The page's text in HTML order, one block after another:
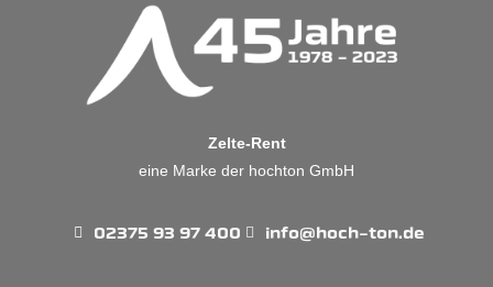
Zelte-Rent
eine Marke der hochton GmbH
02375 93 97 400 info@hoch-ton.de